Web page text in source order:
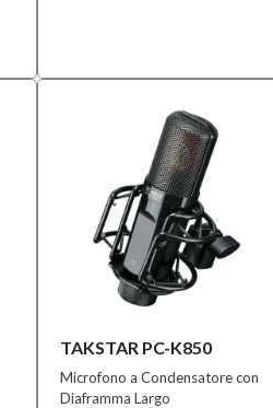
TAKSTAR PC-K850
Microfono a Condensatore con
Diaframma Largo